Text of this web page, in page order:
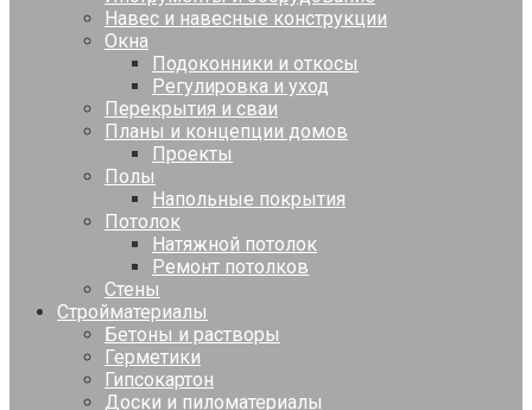
Навес и навесные конструкции
Окна
Подоконники и откосы
Регулировка и уход
Перекрытия и сваи
Планы и концепции домов
Проекты
Полы
Напольные покрытия
Потолок
Натяжной потолок
Ремонт потолков
Стены
Стройматериалы
Бетоны и растворы
Герметики
Гипсокартон
Доски и пиломатериалы